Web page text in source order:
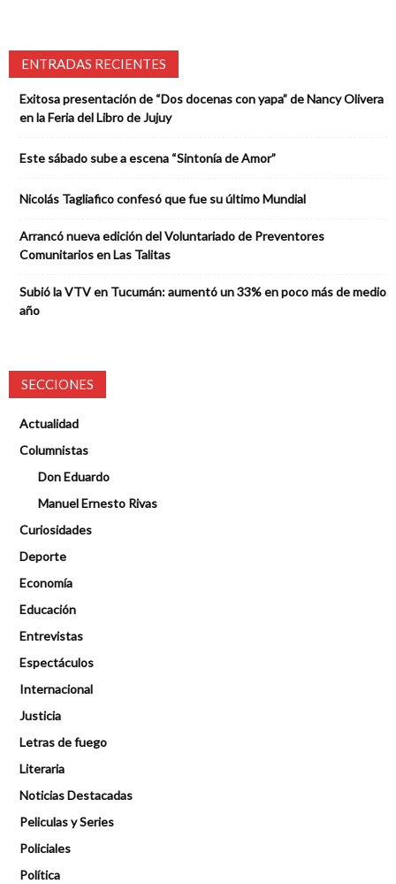
ENTRADAS RECIENTES
Exitosa presentación de “Dos docenas con yapa” de Nancy Olivera
en la Feria del Libro de Jujuy
Este sábado sube a escena “Sintonía de Amor”
Nicolás Tagliafico confesó que fue su último Mundial
Arrancó nueva edición del Voluntariado de Preventores
Comunitarios en Las Talitas
Subió la VTV en Tucumán: aumentó un 33% en poco más de medio
año
SECCIONES
Actualidad
Columnistas
Don Eduardo
Manuel Ernesto Rivas
Curiosidades
Deporte
Economía
Educación
Entrevistas
Espectáculos
Internacional
Justicia
Letras de fuego
Literaria
Noticias Destacadas
Peliculas y Series
Policiales
Política